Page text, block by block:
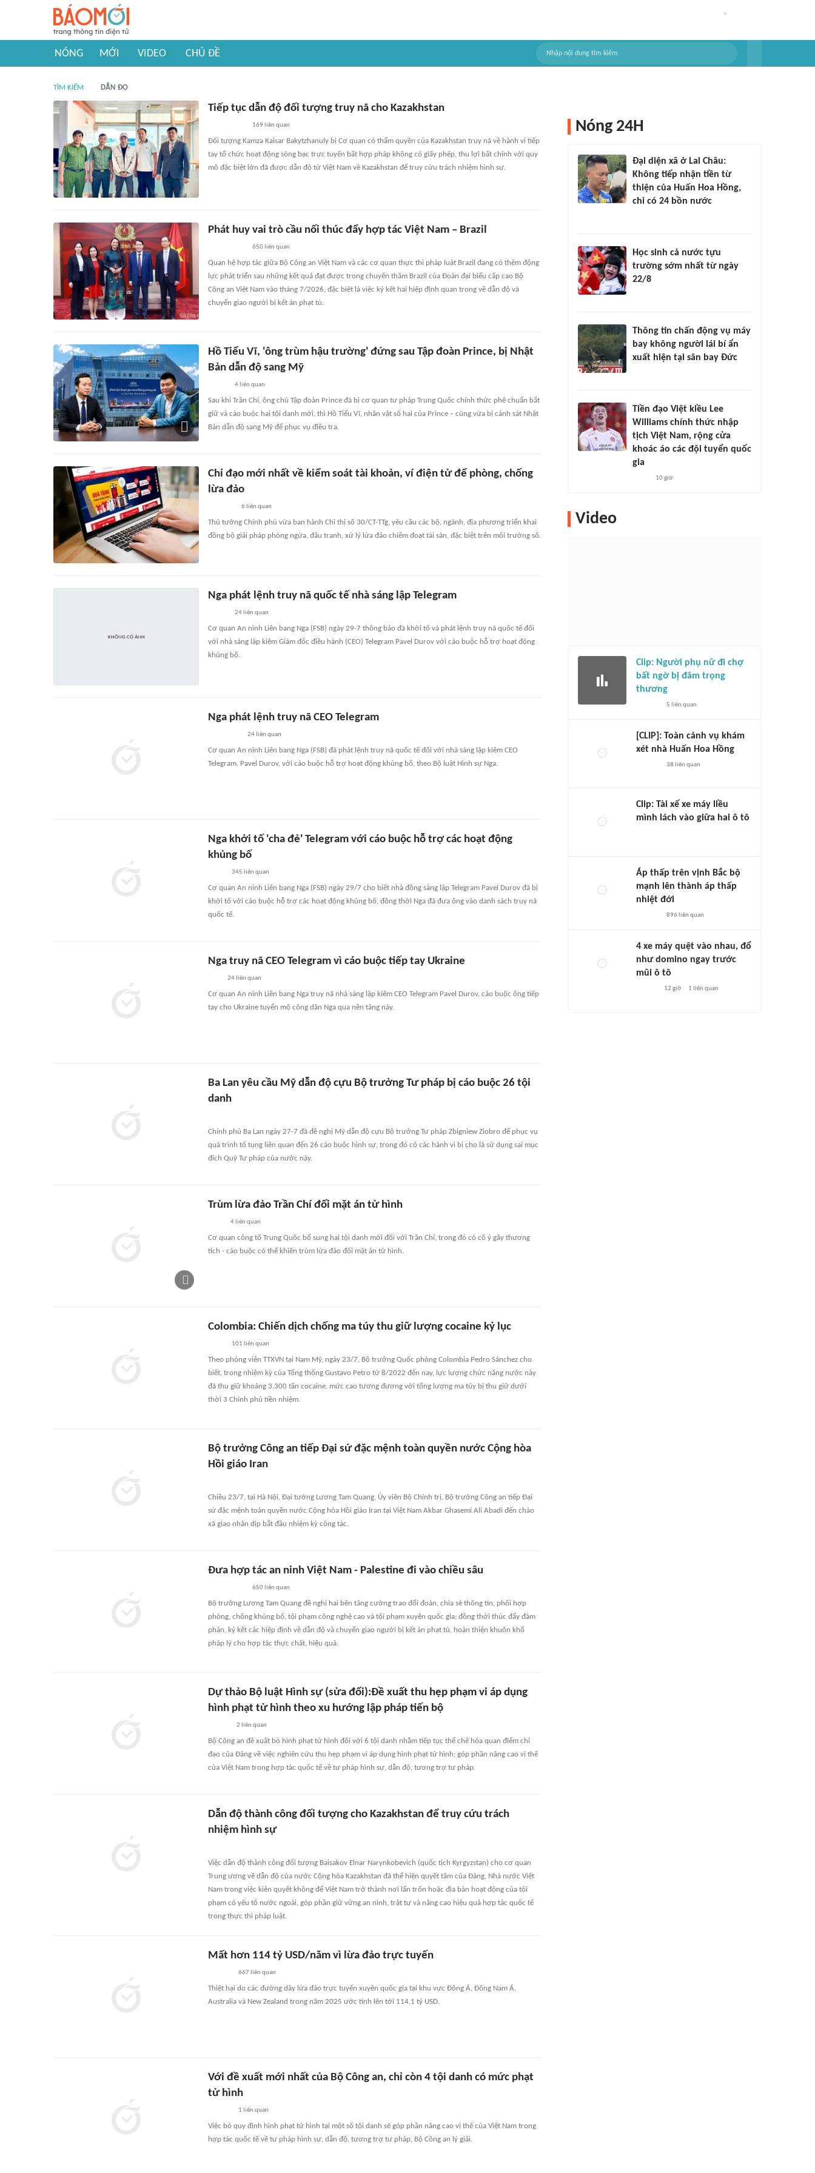
NÓNG MỚI VIDEO CHỦ ĐỀ
TÌM KIẾM DẪN ĐỘ
Tiếp tục dẫn độ đối tượng truy nã cho Kazakhstan
169 liên quan
Đối tượng Kamza Kaisar Bakytzhanuly bị Cơ quan có thẩm quyền của Kazakhstan truy nã về hành vi tiếp
tay tổ chức hoạt động sòng bạc trực tuyến bất hợp pháp không có giấy phép, thu lợi bất chính với quy
mô đặc biệt lớn đã được dẫn độ từ Việt Nam về Kazakhstan để truy cứu trách nhiệm hình sự.
Phát huy vai trò cầu nối thúc đẩy hợp tác Việt Nam – Brazil
650liên quan
Quan hệ hợp tác giữa Bộ Công an Việt Nam và các cơ quan thực thi pháp luật Brazil đang có thêm động
lực phát triển sau những kết quả đạt được trong chuyến thăm Brazil của Đoàn đại biểu cấp cao Bộ
Công an Việt Nam vào tháng 7/2026, đặc biệt là việc ký kết hai hiệp định quan trong về dẫn độ và
chuyển giao người bị kết án phạt tù.
Hồ Tiểu Vĩ, 'ông trùm hậu trường' đứng sau Tập đoàn Prince, bị Nhật
Bản dẫn độ sang Mỹ
4 liên quan
Sau khi Trần Chí, ông chủ Tập đoàn Prince đã bị cơ quan tư pháp Trung Quốc chính thức phê chuẩn bắt
giữ và cáo buộc hai tội danh mới, thì Hồ Tiểu Vĩ, nhân vật số hai của Prince – cũng vừa bị cảnh sát Nhật
Bản dẫn độ sang Mỹ để phục vụ điều tra.
Chỉ đạo mới nhất về kiểm soát tài khoản, ví điện tử để phòng, chống
lừa đảo
6 liên quan
Thủ tướng Chính phủ vừa ban hành Chỉ thị số 30/CT-TTg, yêu cầu các bộ, ngành, địa phương triển khai
đồng bộ giải pháp phòng ngừa, đấu tranh, xử lý lừa đảo chiếm đoạt tài sản, đặc biệt trên môi trường số.
Nga phát lệnh truy nã quốc tế nhà sáng lập Telegram
24 liên quan
Cơ quan An ninh Liên bang Nga (FSB) ngày 29-7 thông báo đã khởi tố và phát lệnh truy nã quốc tế đối
với nhà sáng lập kiêm Giám đốc điều hành (CEO) Telegram Pavel Durov với cáo buộc hỗ trợ hoạt động
khủng bố.
Nga phát lệnh truy nã CEO Telegram
24liên quan
Cơ quan An ninh Liên bang Nga (FSB) đã phát lệnh truy nã quốc tế đối với nhà sáng lập kiêm CEO
Telegram, Pavel Durov, với cáo buộc hỗ trợ hoạt động khủng bố, theo Bộ luật Hình sự Nga.
Nga khởi tố 'cha đẻ' Telegram với cáo buộc hỗ trợ các hoạt động
khủng bố
345 liên quan
Cơ quan An ninh Liên bang Nga (FSB) ngày 29/7 cho biết nhà đồng sáng lập Telegram Pavel Durov đã bị
khởi tố với cáo buộc hỗ trợ các hoạt động khủng bố, đồng thời Nga đã đưa ông vào danh sách truy nã
quốc tế.
Nga truy nã CEO Telegram vì cáo buộc tiếp tay Ukraine
24liên quan
Cơ quan An ninh Liên bang Nga truy nã nhà sáng lập kiêm CEO Telegram Pavel Durov, cáo buộc ông tiếp
tay cho Ukraine tuyển mộ công dân Nga qua nền tảng này.
Ba Lan yêu cầu Mỹ dẫn độ cựu Bộ trưởng Tư pháp bị cáo buộc 26 tội
danh
Chính phủ Ba Lan ngày 27-7 đã đề nghị Mỹ dẫn độ cựu Bộ trưởng Tư pháp Zbigniew Ziobro để phục vụ
quá trình tố tụng liên quan đến 26 cáo buộc hình sự, trong đó có các hành vi bị cho là sử dụng sai mục
đích Quỹ Tư pháp của nước này.
Trùm lừa đảo Trần Chí đối mặt án tử hình
4liên quan
Cơ quan công tố Trung Quốc bổ sung hai tội danh mới đối với Trần Chí, trong đó có cố ý gây thương
tích - cáo buộc có thể khiến trùm lừa đảo đối mặt án tử hình.
Colombia: Chiến dịch chống ma túy thu giữ lượng cocaine kỷ lục
101 liên quan
Theo phóng viên TTXVN tại Nam Mỹ, ngày 23/7, Bộ trưởng Quốc phòng Colombia Pedro Sánchez cho
biết, trong nhiệm kỳ của Tổng thống Gustavo Petro từ 8/2022 đến nay, lực lượng chức năng nước này
đã thu giữ khoảng 3.300 tấn cocaine, mức cao tương đương với tổng lượng ma túy bị thu giữ dưới
thời 3 Chính phủ tiền nhiệm.
Bộ trưởng Công an tiếp Đại sứ đặc mệnh toàn quyền nước Cộng hòa
Hồi giáo Iran
Chiều 23/7, tại Hà Nội, Đại tướng Lương Tam Quang, Ủy viên Bộ Chính trị, Bộ trưởng Công an tiếp Đại
sứ đặc mệnh toàn quyền nước Cộng hòa Hồi giáo Iran tại Việt Nam Akbar Ghasemi Ali Abadi đến chào
xã giao nhân dịp bắt đầu nhiệm kỳ công tác.
Đưa hợp tác an ninh Việt Nam - Palestine đi vào chiều sâu
650liên quan
Bộ trưởng Lương Tam Quang đề nghị hai bên tăng cường trao đổi đoàn, chia sẻ thông tin, phối hợp
phòng, chống khủng bố, tội phạm công nghệ cao và tội phạm xuyên quốc gia; đồng thời thúc đẩy đàm
phán, ký kết các hiệp định về dẫn độ và chuyển giao người bị kết án phạt tù, hoàn thiện khuôn khổ
pháp lý cho hợp tác thực chất, hiệu quả.
Dự thảo Bộ luật Hình sự (sửa đổi):Đề xuất thu hẹp phạm vi áp dụng
hình phạt tử hình theo xu hướng lập pháp tiến bộ
2 liên quan
Bộ Công an đề xuất bỏ hình phạt tử hình đối với 6 tội danh nhằm tiếp tục thể chế hóa quan điểm chỉ
đạo của Đảng về việc nghiên cứu thu hẹp phạm vi áp dụng hình phạt tử hình; góp phần nâng cao vị thế
của Việt Nam trong hợp tác quốc tế về tư pháp hình sự, dẫn độ, tương trợ tư pháp.
Dẫn độ thành công đối tượng cho Kazakhstan để truy cứu trách
nhiệm hình sự
Việc dẫn độ thành công đối tượng Baisakov Elnar Narynkobevich (quốc tịch Kyrgyzstan) cho cơ quan
Trung ương về dẫn độ của nước Cộng hòa Kazakhstan đã thể hiện quyết tâm của Đảng, Nhà nước Việt
Nam trong việc kiên quyết không để Việt Nam trở thành nơi lẩn trốn hoặc địa bàn hoạt động của tội
phạm có yếu tố nước ngoài, góp phần giữ vững an ninh, trật tự và nâng cao hiệu quả hợp tác quốc tế
trong thực thi pháp luật.
Mất hơn 114 tỷ USD/năm vì lừa đảo trực tuyến
667 liên quan
Thiệt hại do các đường dây lừa đảo trực tuyến xuyên quốc gia tại khu vực Đông Á, Đông Nam Á,
Australia và New Zealand trong năm 2025 ước tính lên tới 114,1 tỷ USD.
Với đề xuất mới nhất của Bộ Công an, chỉ còn 4 tội danh có mức phạt
tử hình
1 liên quan
Việc bỏ quy định hình phạt tử hình tại một số tội danh sẽ góp phần nâng cao vị thế của Việt Nam trong
hợp tác quốc tế về tư pháp hình sự, dẫn độ, tương trợ tư pháp, Bộ Công an lý giải.
Nóng 24H
Đại diện xã ở Lai Châu:
Không tiếp nhận tiền từ
thiện của Huấn Hoa Hồng,
chỉ có 24 bồn nước
Học sinh cả nước tựu
trường sớm nhất từ ngày
22/8
Thông tin chấn động vụ máy
bay không người lái bí ẩn
xuất hiện tại sân bay Đức
Tiền đạo Việt kiều Lee
Williams chính thức nhập
tịch Việt Nam, rộng cửa
khoác áo các đội tuyển quốc
gia
10 giờ
Video
Clip: Người phụ nữ đi chợ
bất ngờ bị đâm trọng
thương
5 liên quan
[CLIP]: Toàn cảnh vụ khám
xét nhà Huấn Hoa Hồng
38 liên quan
Clip: Tài xế xe máy liều
mình lách vào giữa hai ô tô
Áp thấp trên vịnh Bắc bộ
mạnh lên thành áp thấp
nhiệt đới
896 liên quan
4 xe máy quệt vào nhau, đổ
như domino ngay trước
mũi ô tô
12 giờ 1 liên quan